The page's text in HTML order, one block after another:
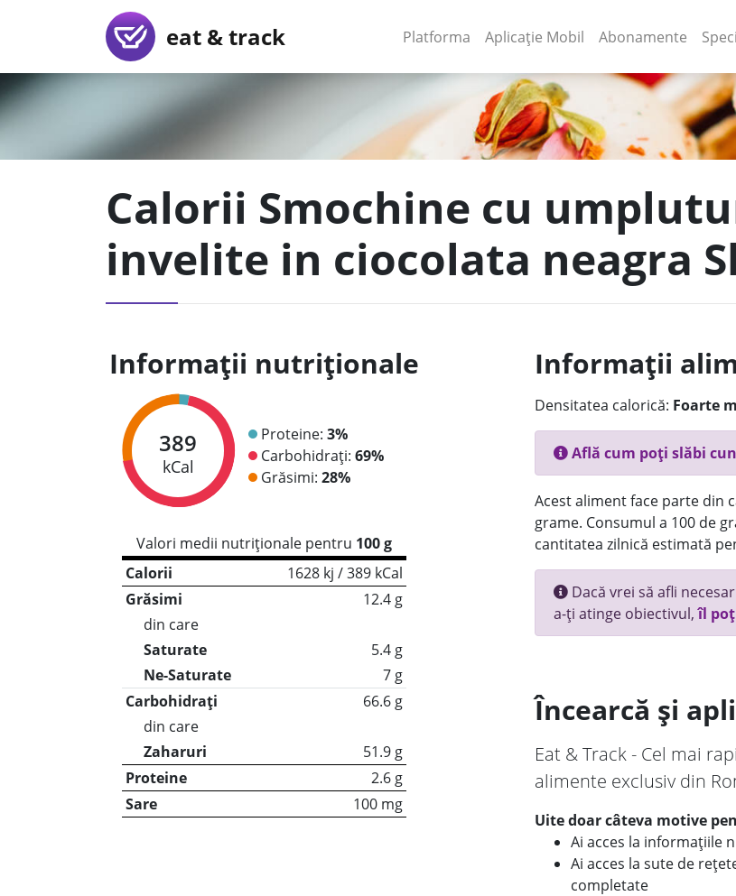
eat & track Platforma (current)
Aplicație Mobil (current)
Abonamente
Calorii Smochine cu
invelite in ciocolata neagra
Informații nutriționale
389
kCal
Proteine: 3%
Carbohidrați: 69%
Grăsimi: 28%
Valori medii nutriționale pentru 100 g
Calorii
1628 kj / 389 kCal
Grăsimi
12.4 g
din care
Saturate
5.4 g
Ne-Saturate
7 g
Carbohidrați
66.6 g
din care
Zaharuri
51.9 g
Proteine
2.6 g
Sare
100 mg
Informații
Densitatea calorică: Foarte
Află cum poți slăbi
Acest aliment face parte din
grame. Consumul a 100 de
cantitatea zilnică estimată
Dacă vrei să afli
a-ți atinge obiectivul,îl
Încearcă și
Eat & Track - Cel mai
alimente exclusiv din
Uite doar câteva motive
Ai acces la informațiile
Ai acces la sute de
completate